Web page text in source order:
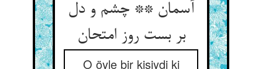
آسمان ** چشم و دل
بر بست روز امتحان‌‌
O öyle bir kişiydi ki